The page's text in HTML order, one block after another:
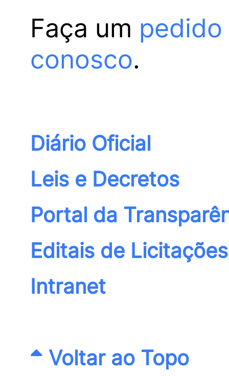
Faça um
conosco.
Diário Oficial
Leis e Decretos
Portal da
Editais de Licitações
Intranet
Voltar ao Topo